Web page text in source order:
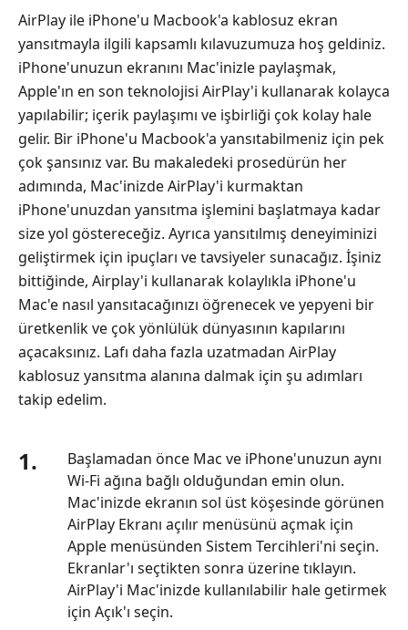
Bölüm
2.
USB
Kablosu
ile
iPhone'u
Wi-
Fi
olmadan
Mac'e
Aynalama
nasıl
yapılır
Bölüm
3.
Quicktime
Kullanarak
iPhone'u
Bölüm
4.
QuickTime
Çalışmıyorsa
iPhone'u
Mac'e
Aynalama
AirPlay ile iPhone'u Macbook'a kablosuz ekran
yansıtmayla ilgili kapsamlı kılavuzumuza hoş geldiniz.
iPhone'unuzun ekranını Mac'inizle paylaşmak,
Apple'ın en son teknolojisi AirPlay'i kullanarak kolayca
yapılabilir; içerik paylaşımı ve işbirliği çok kolay hale
gelir. Bir iPhone'u Macbook'a yansıtabilmeniz için pek
çok şansınız var. Bu makaledeki prosedürün her
adımında, Mac'inizde AirPlay'i kurmaktan
iPhone'unuzdan yansıtma işlemini başlatmaya kadar
size yol göstereceğiz. Ayrıca yansıtılmış deneyiminizi
geliştirmek için ipuçları ve tavsiyeler sunacağız. İşiniz
bittiğinde, Airplay'i kullanarak kolaylıkla iPhone'u
Mac'e nasıl yansıtacağınızı öğrenecek ve yepyeni bir
üretkenlik ve çok yönlülük dünyasının kapılarını
açacaksınız. Lafı daha fazla uzatmadan AirPlay
kablosuz yansıtma alanına dalmak için şu adımları
takip edelim.
1.
Başlamadan önce Mac ve iPhone'unuzun aynı
Wi-Fi ağına bağlı olduğundan emin olun.
Mac'inizde ekranın sol üst köşesinde görünen
AirPlay Ekranı açılır menüsünü açmak için
Apple menüsünden Sistem Tercihleri'ni seçin.
Ekranlar'ı seçtikten sonra üzerine tıklayın.
AirPlay'i Mac'inizde kullanılabilir hale getirmek
için Açık'ı seçin.